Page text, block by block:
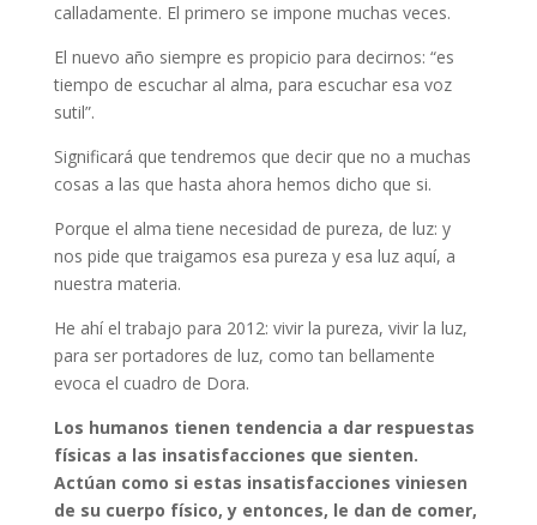
calladamente. El primero se impone muchas veces.
El nuevo año siempre es propicio para decirnos: “es
tiempo de escuchar al alma, para escuchar esa voz
sutil”.
Significará que tendremos que decir que no a muchas
cosas a las que hasta ahora hemos dicho que si.
Porque el alma tiene necesidad de pureza, de luz: y
nos pide que traigamos esa pureza y esa luz aquí, a
nuestra materia.
He ahí el trabajo para 2012: vivir la pureza, vivir la luz,
para ser portadores de luz, como tan bellamente
evoca el cuadro de Dora.
Los humanos tienen tendencia a dar respuestas
físicas a las insatisfacciones que sienten.
Actúan como si estas insatisfacciones viniesen
de su cuerpo físico, y entonces, le dan de comer,